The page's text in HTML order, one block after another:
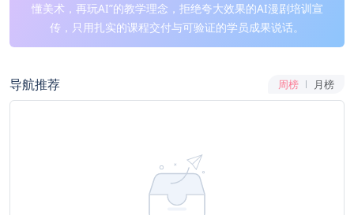
懂美术，再玩AI”的教学理念，拒绝夸大效果的AI漫剧培训宣
传，只用扎实的课程交付与可验证的学员成果说话。
导航推荐 周榜 月榜